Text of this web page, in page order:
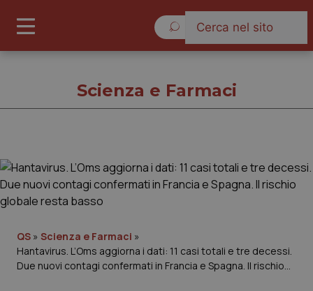
Cronache
Governo e Parlamento
Regioni e Asl
Scienza e Farmaci
QS » Scienza e Farmaci »
Hantavirus. L’Oms aggiorna i dati: 11 casi totali e tre decessi.
Due nuovi contagi confermati in Francia e Spagna. Il rischio